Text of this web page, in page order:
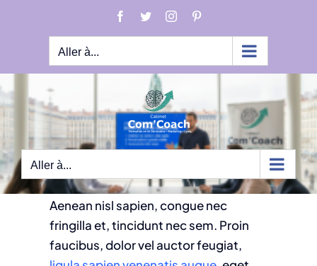
Facebook
TwitterInstagram
Aller à...
Aller à...
Quisque velit nisi,
pretium ut lacinia in
Duis mollis turpis ac diam scelerisque
volutpat. Sed neque orci, auctor in
convallis id, dictum sodales massa.
Aenean nisl sapien, congue nec
fringilla et, tincidunt nec sem. Proin
faucibus, dolor vel auctor feugiat,